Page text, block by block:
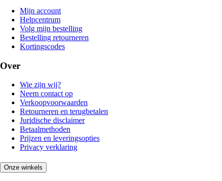
Mijn account
Helpcentrum
Volg mijn bestelling
Bestelling retourneren
Kortingscodes
Over
Wie zijn wij?
Neem contact op
Verkoopvoorwaarden
Retourneren en terugbetalen
Juridische disclaimer
Betaalmethoden
Prijzen en leveringsopties
Privacy verklaring
Onze winkels